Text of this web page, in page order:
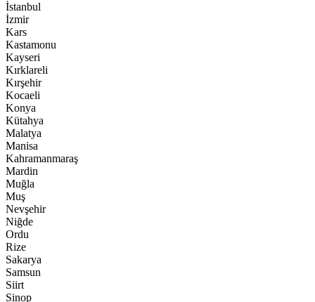
İstanbul
İzmir
Kars
Kastamonu
Kayseri
Kırklareli
Kırşehir
Kocaeli
Konya
Kütahya
Malatya
Manisa
Kahramanmaraş
Mardin
Muğla
Muş
Nevşehir
Niğde
Ordu
Rize
Sakarya
Samsun
Siirt
Sinop